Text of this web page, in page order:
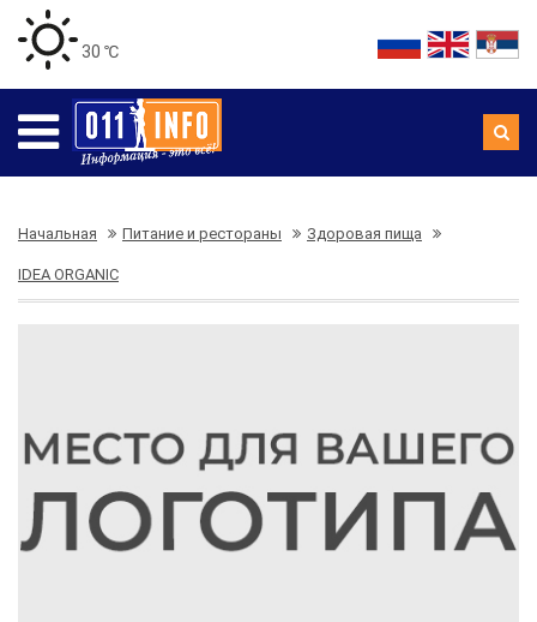
30 ℃
Начальная Питание и рестораны Здоровая пища
IDEA ORGANIC